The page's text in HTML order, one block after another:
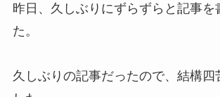
昨日、久しぶりにずらずらと記事を
た。
久しぶりの記事だったので、結構四